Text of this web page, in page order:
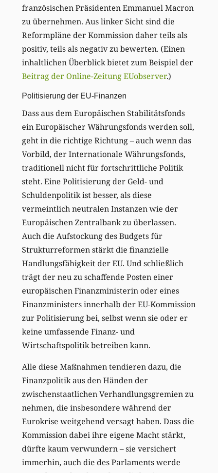
französischen Präsidenten Emmanuel Macron
zu übernehmen. Aus linker Sicht sind die
Reformpläne der Kommission daher teils als
positiv, teils als negativ zu bewerten. (Einen
inhaltlichen Überblick bietet zum Beispiel der
Beitrag der Online-Zeitung EUobserver.)
Politisierung der EU-Finanzen
Dass aus dem Europäischen Stabilitätsfonds
ein Europäischer Währungsfonds werden soll,
geht in die richtige Richtung – auch wenn das
Vorbild, der Internationale Währungsfonds,
traditionell nicht für fortschrittliche Politik
steht. Eine Politisierung der Geld- und
Schuldenpolitik ist besser, als diese
vermeintlich neutralen Instanzen wie der
Europäischen Zentralbank zu überlassen.
Auch die Aufstockung des Budgets für
Strukturreformen stärkt die finanzielle
Handlungsfähigkeit der EU. Und schließlich
trägt der neu zu schaffende Posten einer
europäischen Finanzministerin oder eines
Finanzministers innerhalb der EU-Kommission
zur Politisierung bei, selbst wenn sie oder er
keine umfassende Finanz- und
Wirtschaftspolitik betreiben kann.
Alle diese Maßnahmen tendieren dazu, die
Finanzpolitik aus den Händen der
zwischenstaatlichen Verhandlungsgremien zu
nehmen, die insbesondere während der
Eurokrise weitgehend versagt haben. Dass die
Kommission dabei ihre eigene Macht stärkt,
dürfte kaum verwundern – sie versichert
immerhin, auch die des Parlaments werde